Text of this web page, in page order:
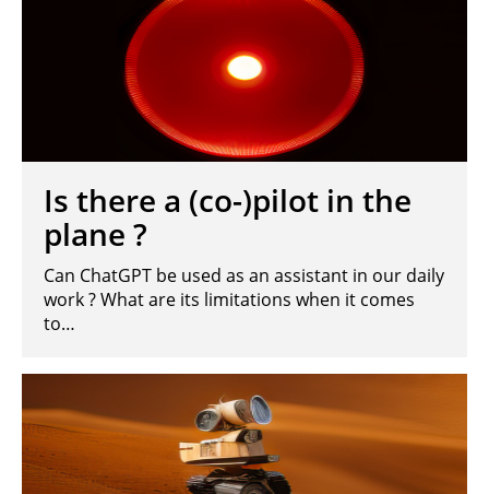
Is there a (co-)pilot in the
plane ?
Can ChatGPT be used as an assistant in our daily
work ? What are its limitations when it comes
to…